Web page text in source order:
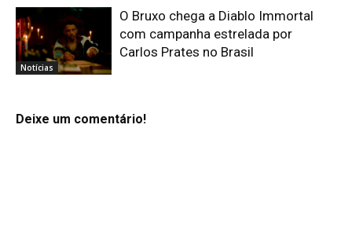
Notícias
O Bruxo chega a Diablo Immortal
com campanha estrelada por
Carlos Prates no Brasil
Deixe um comentário!